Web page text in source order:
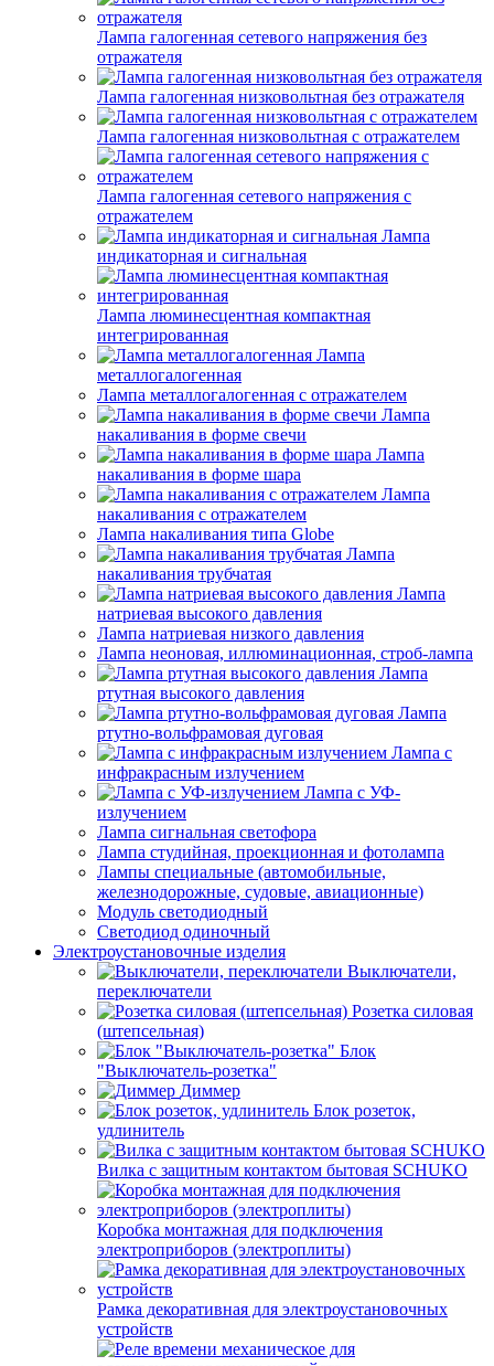
Лампа галогенная сетевого напряжения без
отражателя
Лампа галогенная низковольтная без отражателя
Лампа галогенная низковольтная с отражателем
Лампа галогенная сетевого напряжения с
отражателем
Лампа
индикаторная и сигнальная
Лампа люминесцентная компактная
интегрированная
Лампа
металлогалогенная
Лампа металлогалогенная с отражателем
Лампа
накаливания в форме свечи
Лампа
накаливания в форме шара
Лампа
накаливания с отражателем
Лампа накаливания типа Globe
Лампа
накаливания трубчатая
Лампа
натриевая высокого давления
Лампа натриевая низкого давления
Лампа неоновая, иллюминационная, строб-лампа
Лампа
ртутная высокого давления
Лампа
ртутно-вольфрамовая дуговая
Лампа с
инфракрасным излучением
Лампа с УФ-
излучением
Лампа сигнальная светофора
Лампа студийная, проекционная и фотолампа
Лампы специальные (автомобильные,
железнодорожные, судовые, авиационные)
Модуль светодиодный
Светодиод одиночный
Электроустановочные изделия
Выключатели,
переключатели
Розетка силовая
(штепсельная)
Блок
"Выключатель-розетка"
Диммер
Блок розеток,
удлинитель
Вилка с защитным контактом бытовая SCHUKO
Коробка монтажная для подключения
электроприборов (электроплиты)
Рамка декоративная для электроустановочных
устройств